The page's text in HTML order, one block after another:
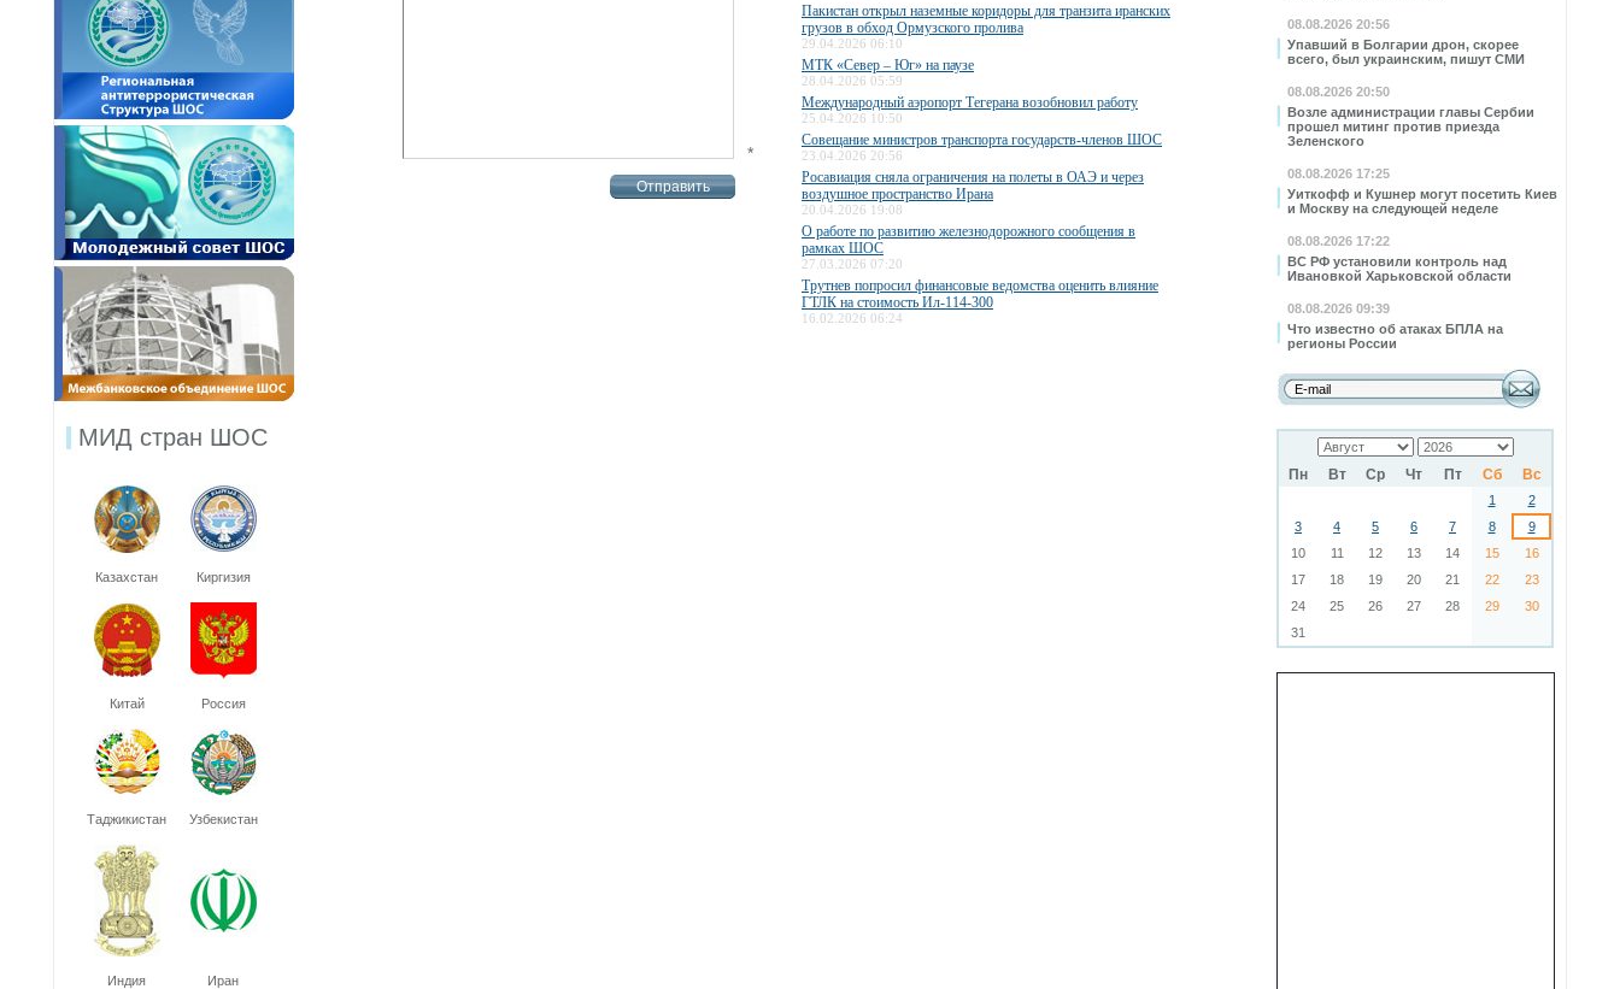
08.08.2026 20:56
Упавший в Болгарии дрон, скорее
всего, был украинским, пишут СМИ
08.08.2026 20:50
Возле администрации главы Сербии
прошел митинг против приезда
Зеленского
08.08.2026 17:25
Уиткофф и Кушнер могут посетить Киев
и Москву на следующей неделе
08.08.2026 17:22
ВС РФ установили контроль над
Ивановкой Харьковской области
08.08.2026 09:39
Что известно об атаках БПЛА на
регионы России
Пн Вт Ср Чт Пт Сб Вс
1
2
3
4 5 6 7 8
9
10
11 12 13 14 15
16
17
18 19 20 21 22
23
24
25 26 27 28 29
30
31
МИД стран ШОС
Казахстан Киргизия
Китай Россия
Таджикистан Узбекистан
Индия Иран
*
Пакистан открыл наземные коридоры для транзита иранских
грузов в обход Ормузского пролива
29.04.2026 06:10
МТК «Север – Юг» на паузе
28.04.2026 05:59
Международный аэропорт Тегерана возобновил работу
25.04.2026 10:50
Совещание министров транспорта государств-членов ШОС
23.04.2026 20:56
Росавиация сняла ограничения на полеты в ОАЭ и через
воздушное пространство Ирана
20.04.2026 19:08
О работе по развитию железнодорожного сообщения в
рамках ШОС
27.03.2026 07:20
Трутнев попросил финансовые ведомства оценить влияние
ГТЛК на стоимость Ил-114-300
16.02.2026 06:24